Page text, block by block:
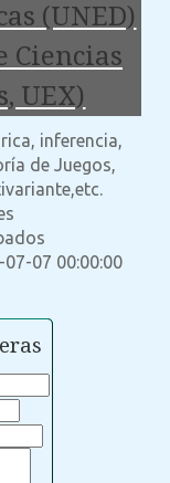
(UNED)
Ciencias
UEX)
inferencia,
de Juegos,
07 00:00:00